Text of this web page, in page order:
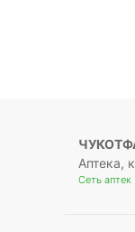
Аптека,
Сеть аптек